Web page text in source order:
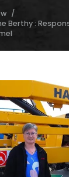
/
Berthy :